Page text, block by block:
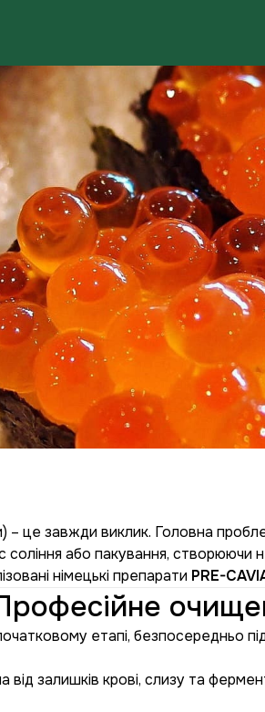
– це завжди виклик. Головна
соління або пакування, створюючи
німецькі препарати PRE-
етапі, безпосередньо
залишків крові, слизу та